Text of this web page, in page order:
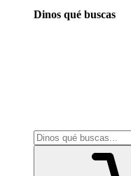
Dinos qué buscas